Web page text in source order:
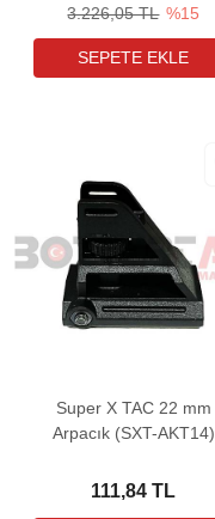
3.226,05 TL %15
Super X TAC 22 mm
Arpacık (SXT-AKT14)
111,84 TL